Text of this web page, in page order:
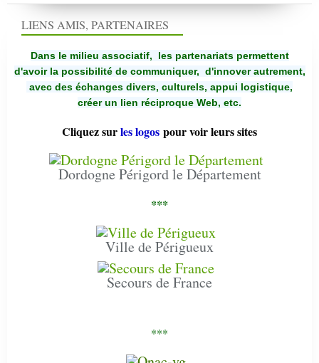
LIENS AMIS, PARTENAIRES
Dans le milieu associatif, les partenariats permettent
d'avoir la possibilité de communiquer, d'innover autrement,
avec des échanges divers, culturels, appui logistique,
créer un lien réciproque Web, etc.
Cliquez surles logos pour voir leurs sites
Dordogne Périgord le Département
***
Ville de Périgueux
Secours de France
***